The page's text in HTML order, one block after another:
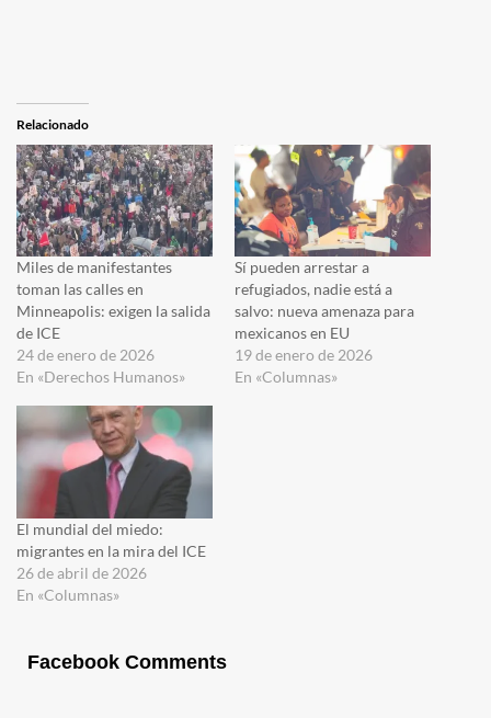
Relacionado
Miles de manifestantes
toman las calles en
Minneapolis: exigen la salida
de ICE
24 de enero de 2026
En «Derechos Humanos»
Sí pueden arrestar a
refugiados, nadie está a
salvo: nueva amenaza para
mexicanos en EU
19 de enero de 2026
En «Columnas»
El mundial del miedo:
migrantes en la mira del ICE
26 de abril de 2026
En «Columnas»
Facebook Comments